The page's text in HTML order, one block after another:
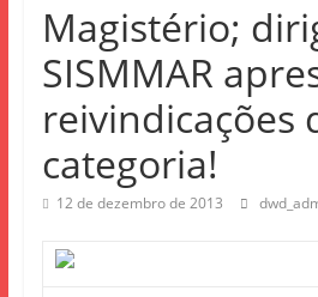
Magistério;
SISMMAR
reivindicações
categoria!
12 de dezembro de 2013